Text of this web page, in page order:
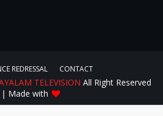
REDRESSAL CONTACT
TELEVISION All Right Reserved
| Made with